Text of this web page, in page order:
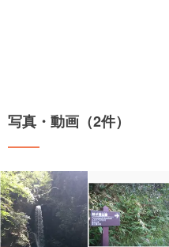
写真・動画（2件）